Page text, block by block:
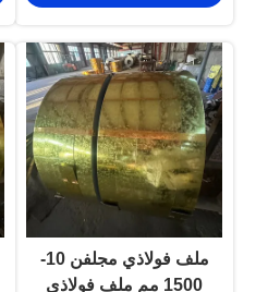
ملف فولاذي مجلفن 10-
1500 مم ملف فولاذي